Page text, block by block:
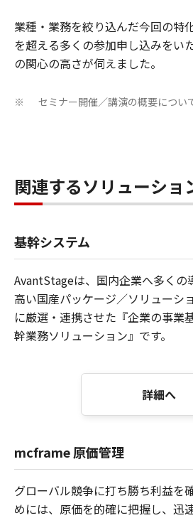
業種・業務を絞り込んだ今回の特
を超える多くの参加申し込みをい
の関心の高さが伺えました。
※ セミナー開催／講演の概要につい
関連するソリューショ
基幹システム
AvantStageは、国内企業へ多くの
高い国産パッケージ／ソリューシ
に厳選・連携させた『企業の事業
幹業務ソリューション』です。
詳細へ
mcframe 原価管理
グローバル競争に打ち勝ち利益を
めには、原価を的確に把握し、迅